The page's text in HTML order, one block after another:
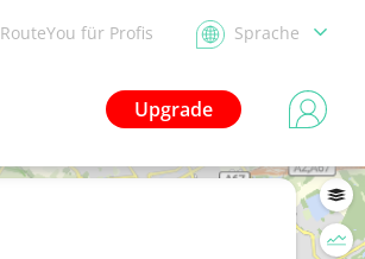
RouteYou für Profis Sprache
Upgrade